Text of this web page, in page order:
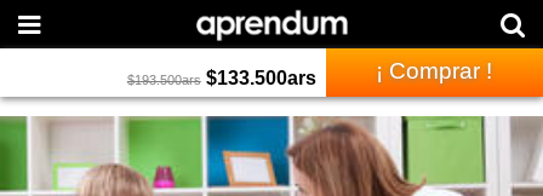
$193.500ars $133.500ars ¡ Comprar !